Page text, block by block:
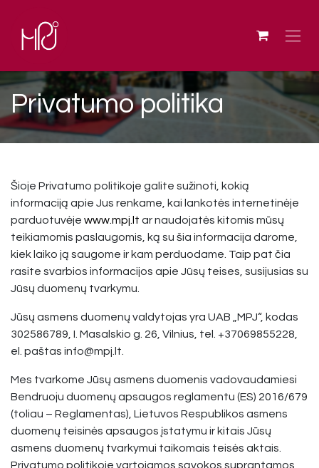
Privatumo politika
Šioje Privatumo politikoje galite sužinoti, kokią
informaciją apie Jus renkame, kai lankotės internetinėje
parduotuvėje www.mpj.lt ar naudojatės kitomis mūsų
teikiamomis paslaugomis, ką su šia informacija darome,
kiek laiko ją saugome ir kam perduodame. Taip pat čia
rasite svarbios informacijos apie Jūsų teises, susijusias su
Jūsų duomenų tvarkymu.
Jūsų asmens duomenų valdytojas yra UAB „MPJ“, kodas
302586789, I. Masalskio g. 26, Vilnius, tel. +37069855228,
el. paštas info@mpj.lt.
Mes tvarkome Jūsų asmens duomenis vadovaudamiesi
Bendruoju duomenų apsaugos reglamentu (ES) 2016/679
(toliau – Reglamentas), Lietuvos Respublikos asmens
duomenų teisinės apsaugos įstatymu ir kitais Jūsų
asmens duomenų tvarkymui taikomais teisės aktais.
Privatumo politikoje vartojamos sąvokos suprantamos